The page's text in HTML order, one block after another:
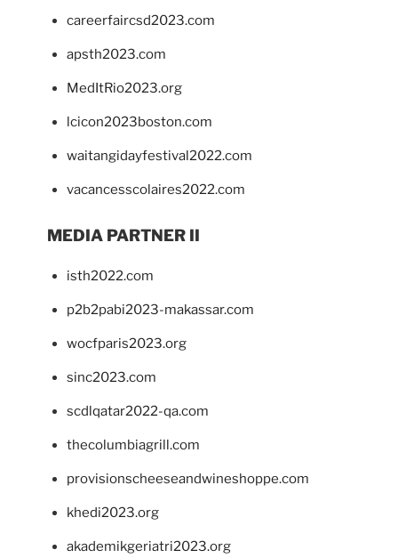
careerfaircsd2023.com
apsth2023.com
MedItRio2023.org
lcicon2023boston.com
waitangidayfestival2022.com
vacancesscolaires2022.com
MEDIA PARTNER II
isth2022.com
p2b2pabi2023-makassar.com
wocfparis2023.org
sinc2023.com
scdlqatar2022-qa.com
thecolumbiagrill.com
provisionscheeseandwineshoppe.com
khedi2023.org
akademikgeriatri2023.org